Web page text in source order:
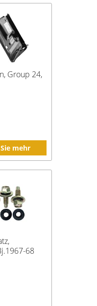
Group 24,
mehr
68